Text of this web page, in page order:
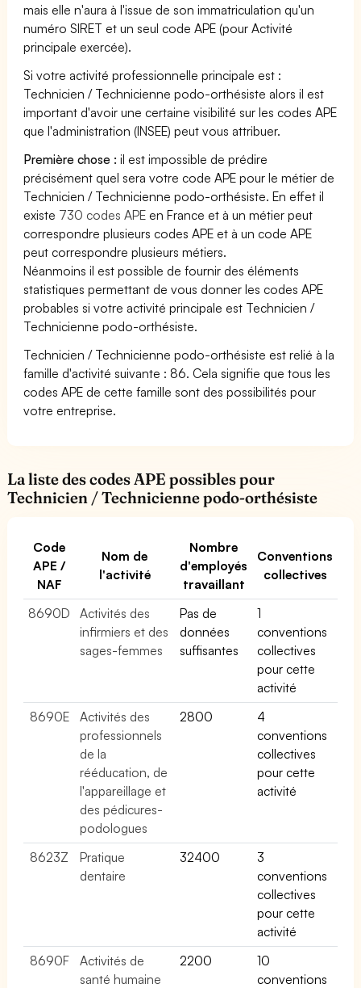
mais elle n'aura à l'issue de son immatriculation qu'un
numéro SIRET et un seul code APE (pour Activité
principale exercée).
Si votre activité professionnelle principale est :
Technicien / Technicienne podo-orthésiste alors il est
important d'avoir une certaine visibilité sur les codes APE
que l'administration (INSEE) peut vous attribuer.
Première chose : il est impossible de prédire
précisément quel sera votre code APE pour le métier de
Technicien / Technicienne podo-orthésiste. En effet il
existe 730 codes APE en France et à un métier peut
correspondre plusieurs codes APE et à un code APE
peut correspondre plusieurs métiers.
Néanmoins il est possible de fournir des éléments
statistiques permettant de vous donner les codes APE
probables si votre activité principale est Technicien /
Technicienne podo-orthésiste.
Technicien / Technicienne podo-orthésiste est relié à la
famille d'activité suivante : 86. Cela signifie que tous les
codes APE de cette famille sont des possibilités pour
votre entreprise.
La liste des codes APE possibles pour
Technicien / Technicienne podo-orthésiste
Code
APE /
NAF
Nom de
l'activité
Nombre
d'employés
travaillant
Conventions
collectives
8690D
Activités des
infirmiers et des
sages-femmes
Pas de
données
suffisantes
1
conventions
collectives
pour cette
activité
8690E
Activités des
professionnels
de la
rééducation, de
l'appareillage et
des pédicures-
podologues
2800
4
conventions
collectives
pour cette
activité
8623Z
Pratique
dentaire
32400
3
conventions
collectives
pour cette
activité
8690F
Activités de
santé humaine
2200
10
conventions